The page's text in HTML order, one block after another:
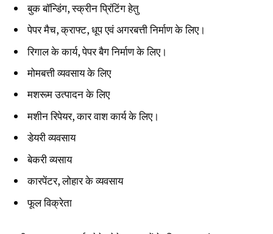
बुक बॉन्डिंग, स्क्रीन प्रिंटिंग हेतु
पेपर मैच, क्राफ्ट, धूप एवं अगरबत्ती निर्माण के लिए।
रिगाल के कार्य, पेपर बैग निर्माण के लिए।
मोमबत्ती व्यवसाय के लिए
मशरूम उत्पादन के लिए
मशीन रिपेयर, कार वाश कार्य के लिए।
डेयरी व्यवसाय
बेकरी व्यसाय
कारपेंटर, लोहार के व्यवसाय
फूल विक्रेता